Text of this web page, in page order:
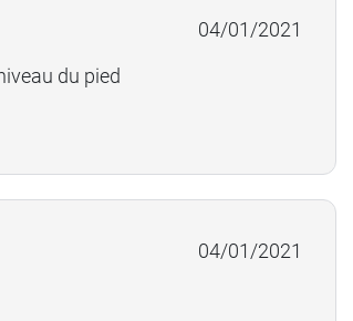
04/01/2021
du pied
04/01/2021